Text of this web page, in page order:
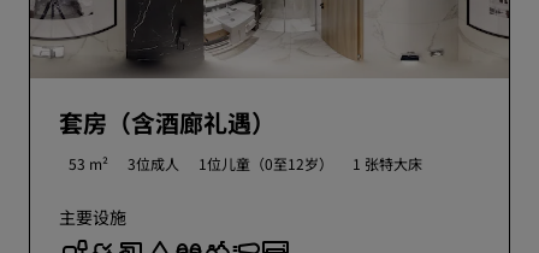
套房（含酒廊礼遇）
53 m² 3位成人 1位儿童（0至12岁） 1 张特大床
主要设施